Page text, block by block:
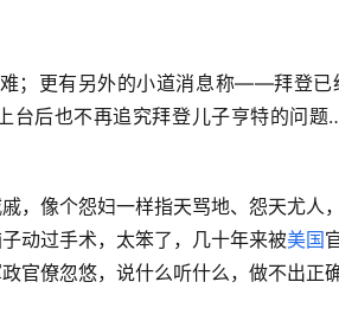
；更有另外的小道消息称——拜登已
台后也不再追究拜登儿子亨特的问题
，像个怨妇一样指天骂地、怨天尤人
动过手术，太笨了，几十年来被美国
官僚忽悠，说什么听什么，做不出正确